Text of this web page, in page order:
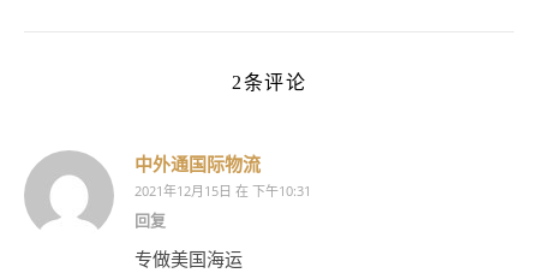
2条评论
中外通国际物流
2021年12月15日 在 下午10:31
回复
专做美国海运